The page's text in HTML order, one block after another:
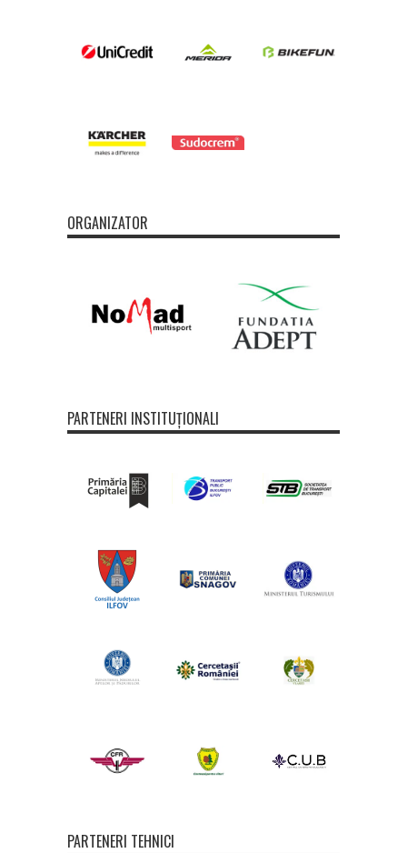
ORGANIZATOR
PARTENERI INSTITUȚIONALI
PARTENERI TEHNICI